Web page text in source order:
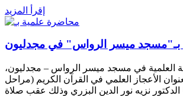
إقرأ المزيد
بـ"مسجد ميسر الرواس" في مجدليون
العلمية في مسجد ميسر الرواس – مجدليون،
الأعجاز العلمي في القرآن الكريم (مراحل
الدكتور نزيه نور الدين البزري وذلك عقب صلاة